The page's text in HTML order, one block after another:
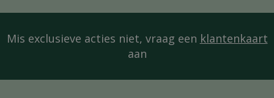
Mis exclusieve acties niet, vraag een klantenkaart
aan